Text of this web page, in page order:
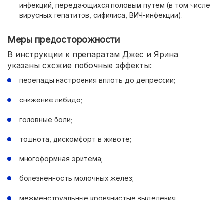
инфекций, передающихся половым путем (в том числе
вирусных гепатитов, сифилиса, ВИЧ-инфекции).
Меры предосторожности
В инструкции к препаратам Джес и Ярина
указаны схожие побочные эффекты:
перепады настроения вплоть до депрессии;
снижение либидо;
головные боли;
тошнота, дискомфорт в животе;
многоформная эритема;
болезненность молочных желез;
межменструальные кровянистые выделения.